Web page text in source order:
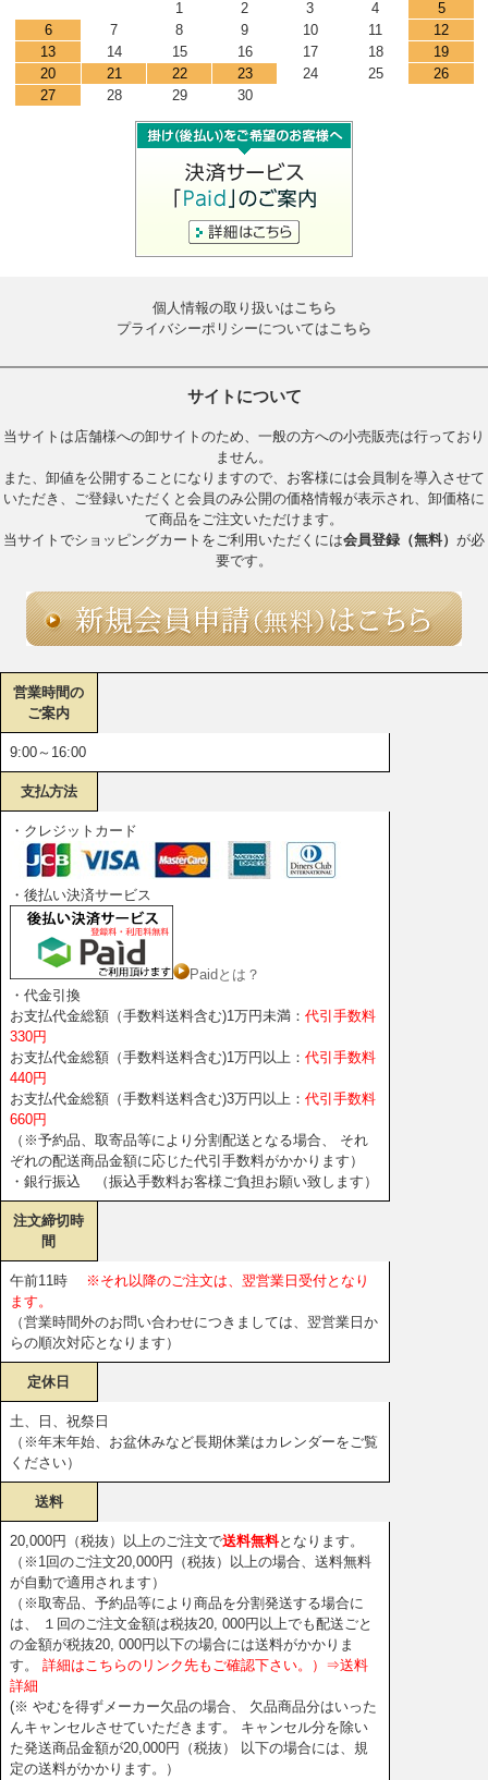
1 2 3 4
5
6
7 8 9 10 11
12
13
14 15 16 17 18
19
20
21 22 23 24 25
26
27
28 29 30
個人情報の取り扱いはこちら
プライバシーポリシーについてはこちら
サイトについて
当サイトは店舗様への卸サイトのため、一般の方への小売販売は行っており
ません。
また、卸値を公開することになりますので、お客様には会員制を導入させて
いただき、ご登録いただくと会員のみ公開の価格情報が表示され、卸価格に
て商品をご注文いただけます。
当サイトでショッピングカートをご利用いただくには会員登録（無料） が必
要です。
営業時間の
ご案内
9:00～16:00
支払方法
・クレジットカード
・後払い決済サービス
Paidとは？
・代金引換
お支払代金総額（手数料送料含む)1万円未満： 代引手数料
330円
お支払代金総額（手数料送料含む)1万円以上： 代引手数料
440円
お支払代金総額（手数料送料含む)3万円以上： 代引手数料
660円
（※予約品、取寄品等により分割配送となる場合、 それ
ぞれの配送商品金額に応じた代引手数料がかかります）
・銀行振込 （振込手数料お客様ご負担お願い致します）
注文締切時
間
午前11時
※それ以降のご注文は、翌営業日受付となり
ます。
（営業時間外のお問い合わせにつきましては、翌営業日か
らの順次対応となります）
定休日
土、日、祝祭日
（※年末年始、お盆休みなど長期休業はカレンダーをご覧
ください）
送料
20,000円（税抜）以上のご注文で送料無料となります。
（※1回のご注文20,000円（税抜）以上の場合、送料無料
が自動で適用されます）
（※取寄品、予約品等により商品を分割発送する場合に
は、 １回のご注文金額は税抜20, 000円以上でも配送ごと
の金額が税抜20, 000円以下の場合には送料がかかりま
す。
詳細はこちらのリンク先もご確認下さい。）⇒送料
詳細
(※ やむを得ずメーカー欠品の場合、 欠品商品分はいった
んキャンセルさせていただきます。 キャンセル分を除い
た発送商品金額が20,000円（税抜） 以下の場合には、規
定の送料がかかります。）